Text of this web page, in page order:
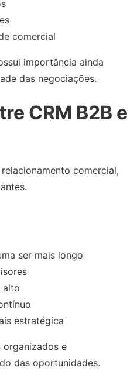
comercial
importância ainda
das negociações.
CRM B2B e
comercial,
ser mais longo
alto
estratégica
organizados e
das oportunidades.